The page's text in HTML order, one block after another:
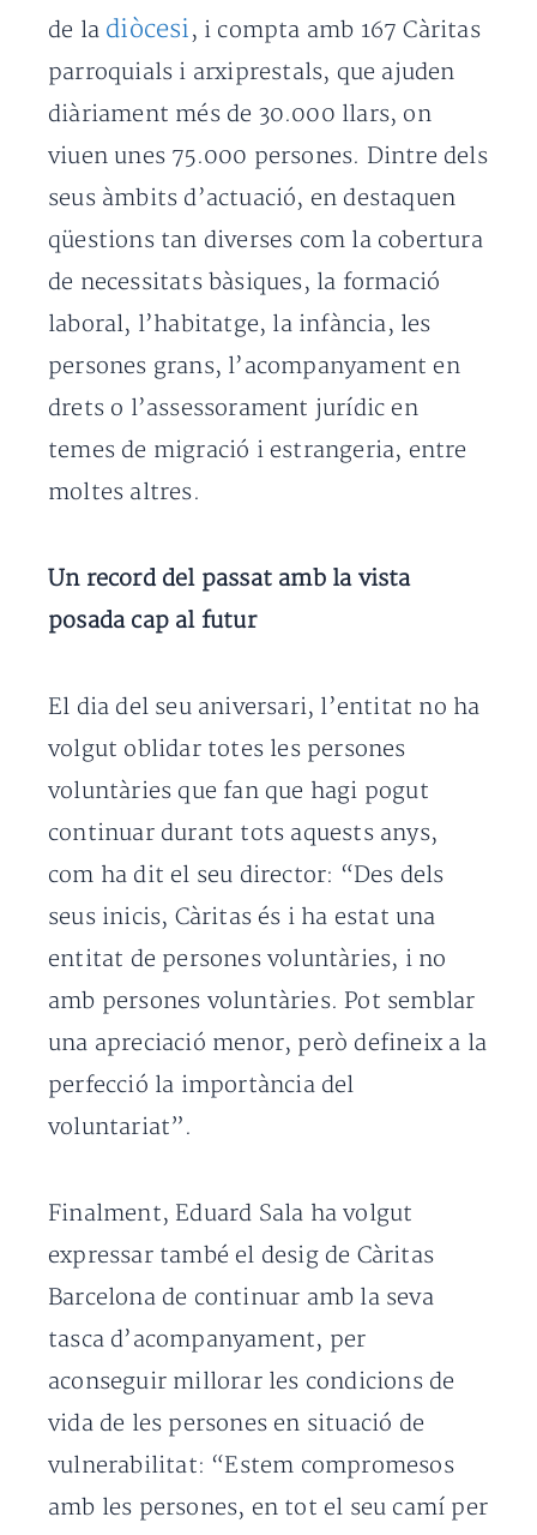
de la diòcesi, i compta amb 167 Càritas
parroquials i arxiprestals, que ajuden
diàriament més de 30.000 llars, on
viuen unes 75.000 persones. Dintre dels
seus àmbits d’actuació, en destaquen
qüestions tan diverses com la cobertura
de necessitats bàsiques, la formació
laboral, l’habitatge, la infància, les
persones grans, l’acompanyament en
drets o l’assessorament jurídic en
temes de migració i estrangeria, entre
moltes altres.
Un record del passat amb la vista
posada cap al futur
El dia del seu aniversari, l’entitat no ha
volgut oblidar totes les persones
voluntàries que fan que hagi pogut
continuar durant tots aquests anys,
com ha dit el seu director: “Des dels
seus inicis, Càritas és i ha estat una
entitat de persones voluntàries, i no
amb persones voluntàries. Pot semblar
una apreciació menor, però defineix a la
perfecció la importància del
voluntariat”.
Finalment, Eduard Sala ha volgut
expressar també el desig de Càritas
Barcelona de continuar amb la seva
tasca d’acompanyament, per
aconseguir millorar les condicions de
vida de les persones en situació de
vulnerabilitat: “Estem compromesos
amb les persones, en tot el seu camí per